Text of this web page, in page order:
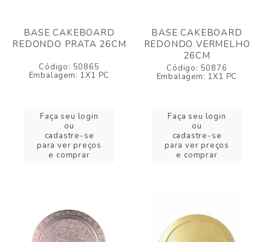
BASE CAKEBOARD
REDONDO PRATA 26CM
Código: 50865
Embalagem: 1X1 PC
Faça seu login
ou
cadastre-se
para ver preços
e comprar
BASE CAKEBOARD
REDONDO VERMELHO
26CM
Código: 50876
Embalagem: 1X1 PC
Faça seu login
ou
cadastre-se
para ver preços
e comprar